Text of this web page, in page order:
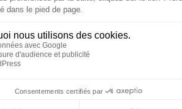
dans le Grand Matin Sud Radio avec
les fréquences de